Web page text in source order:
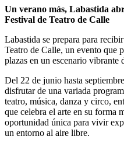
Un verano más, Labastida
Festival de Teatro de Calle
Labastida se prepara para
Teatro de Calle, un evento que
plazas en un escenario vibrante
Del 22 de junio hasta
disfrutar de una variada
teatro, música, danza y circo,
que celebra el arte en su forma
oportunidad única para vivir
un entorno al aire libre.